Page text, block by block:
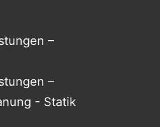
–
–
- Statik